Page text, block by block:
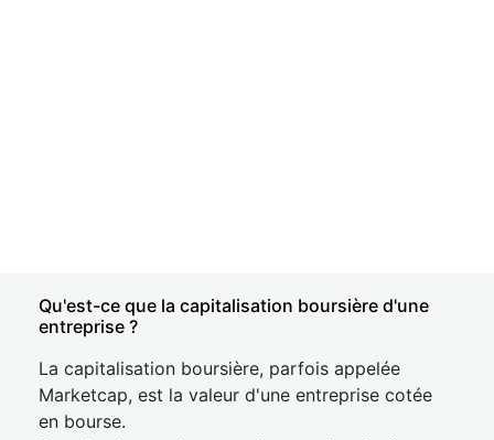
Qu'est-ce que la capitalisation boursière d'une
entreprise ?
La capitalisation boursière, parfois appelée
Marketcap, est la valeur d'une entreprise cotée
en bourse.